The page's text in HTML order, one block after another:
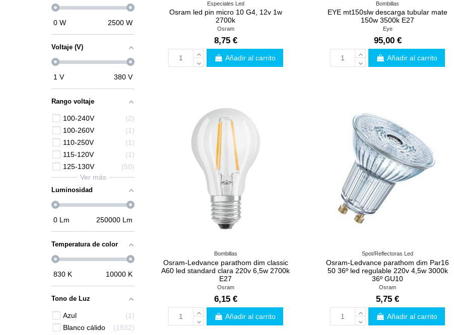
Especiales Led
Osram led pin micro 10 G4, 12v 1w
2700k
Osram
8,75 €
Añadir al carrito
Bombillas
EYE mt150slw descarga tubular mate
150w 3500k E27
Eye
95,00 €
Añadir al carrito
Bombillas
Osram-Ledvance parathom dim classic
A60 led standard clara 220v 6,5w 2700k
E27
Osram
6,15 €
Añadir al carrito
Spot/Reflectoras Led
Osram-Ledvance parathom dim Par16
50 36º led regulable 220v 4,5w 3000k
36º GU10
Osram
5,75 €
Añadir al carrito
0 W 2500 W
Voltaje (V)
1 V 380 V
Rango voltaje
100-240V
2
100-260V
1
110-250V
1
115-120V
1
125-130V
50
Ver más
Luminosidad
0 Lm 250000 Lm
Temperatura de color
830 K 10000 K
Tono de Luz
Azul
1
Blanco cálido
1932